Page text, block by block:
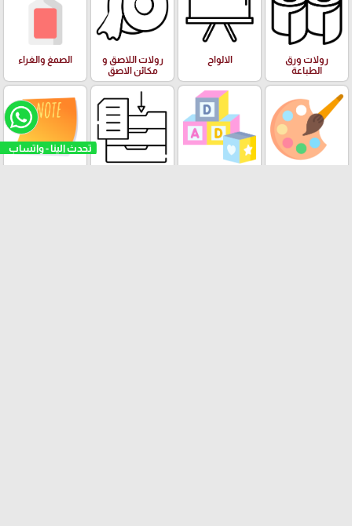
تحدث الينا -
رولات ورق
الطباعة
الالواح
رولات اللاصق و
مكائن الاصق
الصمغ والغراء